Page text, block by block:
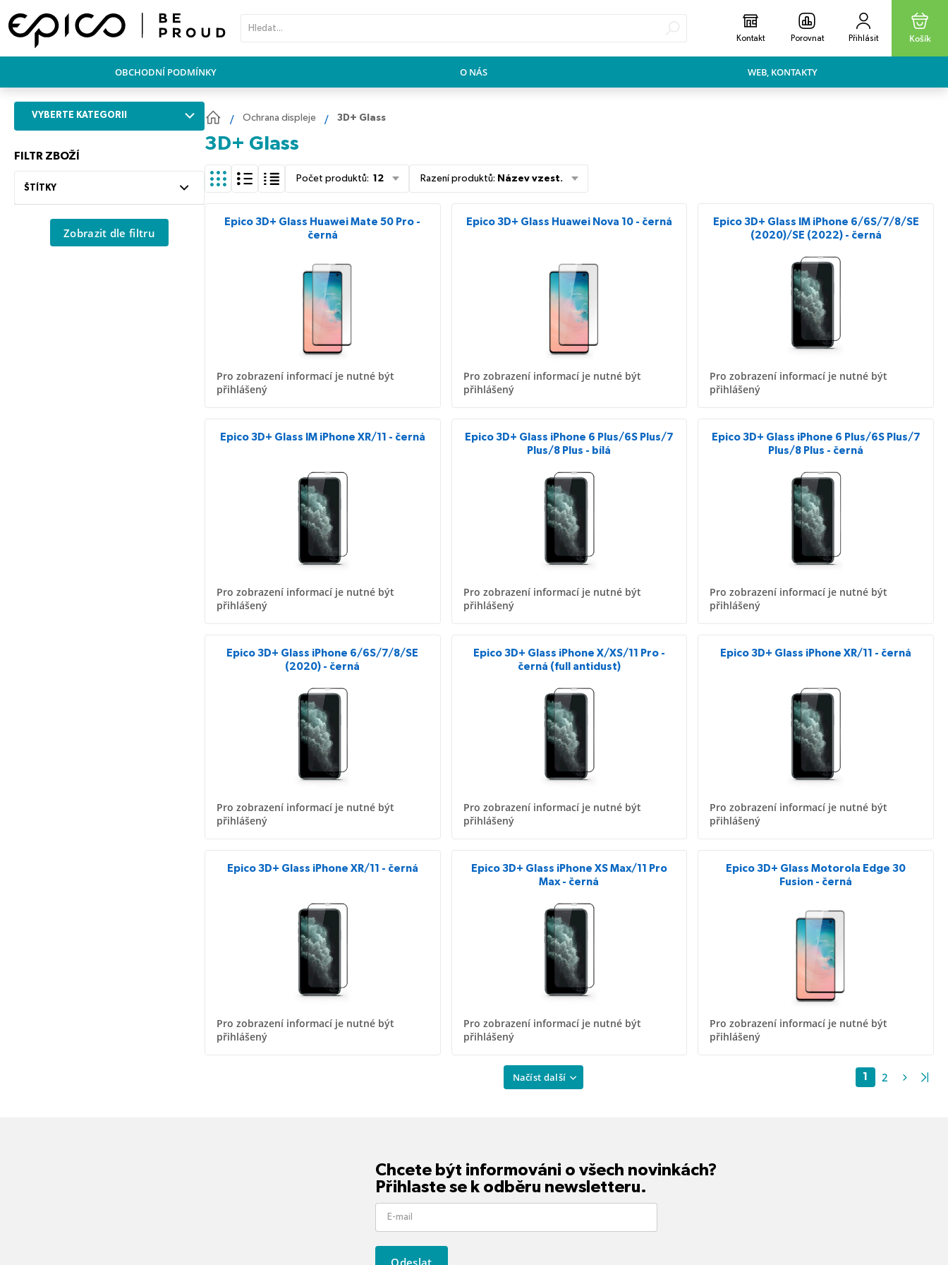
Kontakt Porovnat Přihlásit Košík
OBCHODNÍ PODMÍNKY O NÁS WEB, KONTAKTY
VYBERTE KATEGORII
FILTR ZBOŽÍ
ŠTÍTKY
Zobrazit dle filtru
Ochrana displeje 3D+ Glass
3D+ Glass
Počet produktů: 12 Řazení produktů: Název vzest.
Epico 3D+ Glass Huawei Mate 50 Pro -
černá
Pro zobrazení informací je nutné být
přihlášený
Epico 3D+ Glass Huawei Nova 10 - černá
Pro zobrazení informací je nutné být
přihlášený
Epico 3D+ Glass IM iPhone 6/6S/7/8/SE
(2020)/SE (2022) - černá
Pro zobrazení informací je nutné být
přihlášený
Epico 3D+ Glass IM iPhone XR/11 - černá
Pro zobrazení informací je nutné být
přihlášený
Epico 3D+ Glass iPhone 6 Plus/6S Plus/7
Plus/8 Plus - bílá
Pro zobrazení informací je nutné být
přihlášený
Epico 3D+ Glass iPhone 6 Plus/6S Plus/7
Plus/8 Plus - černá
Pro zobrazení informací je nutné být
přihlášený
Epico 3D+ Glass iPhone 6/6S/7/8/SE
(2020) - černá
Pro zobrazení informací je nutné být
přihlášený
Epico 3D+ Glass iPhone X/XS/11 Pro -
černá (full antidust)
Pro zobrazení informací je nutné být
přihlášený
Epico 3D+ Glass iPhone XR/11 - černá
Pro zobrazení informací je nutné být
přihlášený
Epico 3D+ Glass iPhone XR/11 - černá
Pro zobrazení informací je nutné být
přihlášený
Epico 3D+ Glass iPhone XS Max/11 Pro
Max - černá
Pro zobrazení informací je nutné být
přihlášený
Epico 3D+ Glass Motorola Edge 30
Fusion - černá
Pro zobrazení informací je nutné být
přihlášený
Načíst další 1 2
Chcete být informováni o všech novinkách?
Přihlaste se k odběru newsletteru.